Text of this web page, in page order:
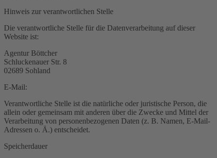
Hinweis zur verantwortlichen Stelle
Die verantwortliche Stelle für die Datenverarbeitung auf dieser
Website ist:
Agentur Böttcher
Schluckenauer Str. 8
02689 Sohland
E-Mail:
Verantwortliche Stelle ist die natürliche oder juristische Person, die
allein oder gemeinsam mit anderen über die Zwecke und Mittel der
Verarbeitung von personenbezogenen Daten (z. B. Namen, E-Mail-
Adressen o. Ä.) entscheidet.
Speicherdauer